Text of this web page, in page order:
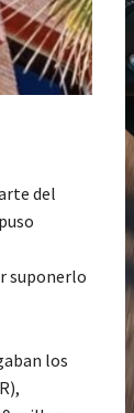
del
suponerlo
los